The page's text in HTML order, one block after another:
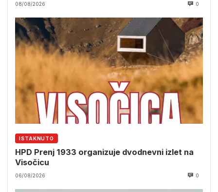
08/08/2026 0
ISTAKNUTO
HPD Prenj 1933 organizuje dvodnevni izlet na
Visočicu
06/08/2026 0